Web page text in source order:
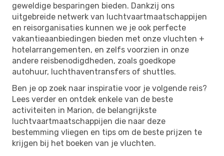
geweldige besparingen bieden. Dankzij ons
uitgebreide netwerk van luchtvaartmaatschappijen
en reisorganisaties kunnen we je ook perfecte
vakantieaanbiedingen bieden met onze vluchten +
hotelarrangementen, en zelfs voorzien in onze
andere reisbenodigdheden, zoals goedkope
autohuur, luchthaventransfers of shuttles.
Ben je op zoek naar inspiratie voor je volgende reis?
Lees verder en ontdek enkele van de beste
activiteiten in Marion, de belangrijkste
luchtvaartmaatschappijen die naar deze
bestemming vliegen en tips om de beste prijzen te
krijgen bij het boeken van je vluchten.